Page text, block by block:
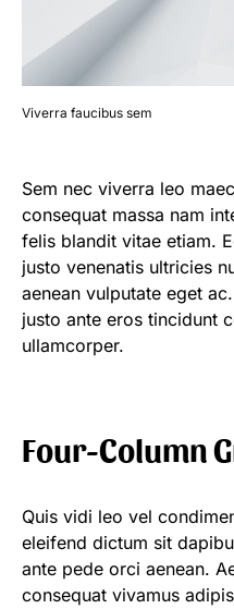
Viverra faucibus sem
Sem nec viverra leo
consequat massa nam
felis blandit vitae etiam.
justo venenatis ultricies
aenean vulputate eget
justo ante eros tincidunt
ullamcorper.
Four-Column
Quis vidi leo vel
eleifend dictum sit
ante pede orci aenean.
consequat vivamus